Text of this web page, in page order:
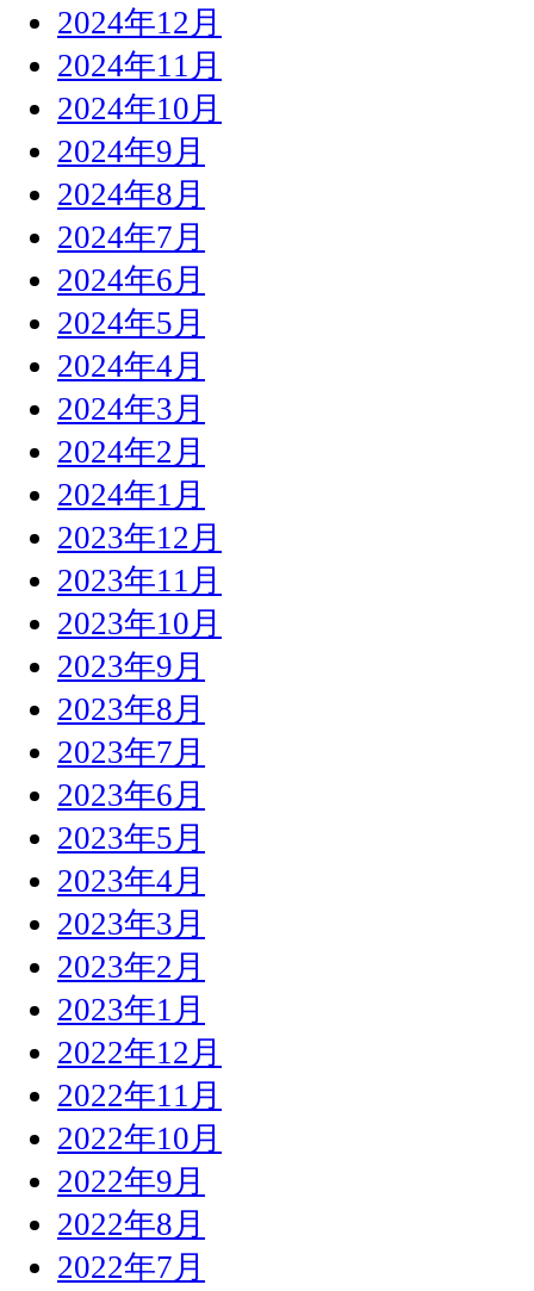
2024年12月
2024年11月
2024年10月
2024年9月
2024年8月
2024年7月
2024年6月
2024年5月
2024年4月
2024年3月
2024年2月
2024年1月
2023年12月
2023年11月
2023年10月
2023年9月
2023年8月
2023年7月
2023年6月
2023年5月
2023年4月
2023年3月
2023年2月
2023年1月
2022年12月
2022年11月
2022年10月
2022年9月
2022年8月
2022年7月